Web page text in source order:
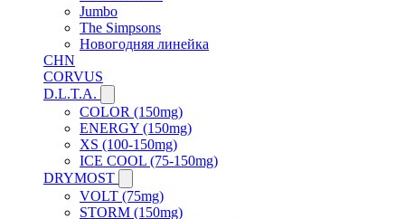
Jumbo
The Simpsons
Новогодняя линейка
CHN
CORVUS
D.L.T.A.
COLOR (150mg)
ENERGY (150mg)
XS (100-150mg)
ICE COOL (75-150mg)
DRYMOST
VOLT (75mg)
STORM (150mg)